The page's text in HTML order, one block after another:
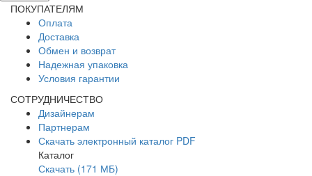
ПОКУПАТЕЛЯМ
Оплата
Доставка
Обмен и возврат
Надежная упаковка
Условия гарантии
СОТРУДНИЧЕСТВО
Дизайнерам
Партнерам
Скачать электронный каталог PDF
Каталог
Скачать (171 МБ)